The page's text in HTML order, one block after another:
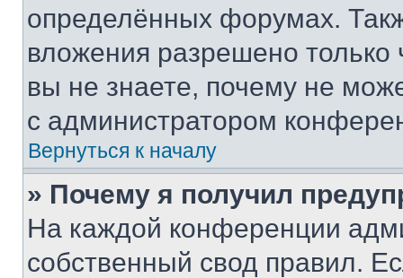
определённых форумах.
вложения разрешено
вы не знаете, почему не
с администратором
Вернуться к началу
» Почему я получил
На каждой конференции
собственный свод правил.